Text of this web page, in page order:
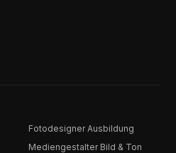
Fotodesigner Ausbildung
Mediengestalter Bild & Ton